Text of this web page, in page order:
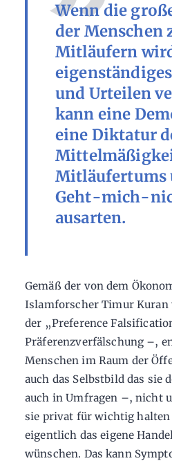
Wenn die
der Menschen
Mitläufern
und Urteilen
kann eine
eine Diktatur
Mitläufertums
Geht-mich-
ausarten.
Gemäß der von dem
Islamforscher Timur Kuran
der „Preference
Präferenzverfälschung –,
Menschen im Raum der
auch das Selbstbild das sie
auch in Umfragen –, nicht
sie privat für wichtig halten
eigentlich das eigene
wünschen. Das kann